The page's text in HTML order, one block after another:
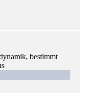
bestimmt